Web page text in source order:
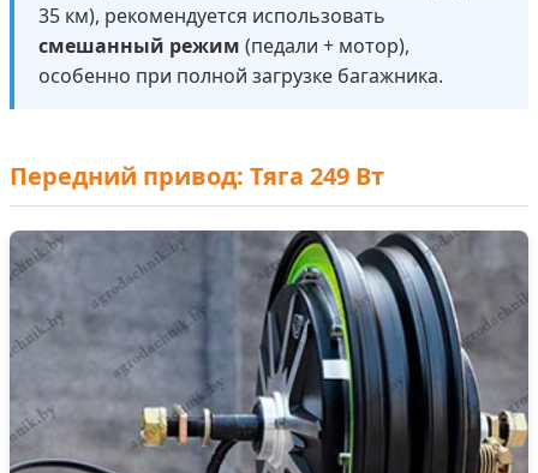
35 км), рекомендуется использовать
смешанный режим (педали + мотор),
особенно при полной загрузке багажника.
Передний привод: Тяга 249 Вт